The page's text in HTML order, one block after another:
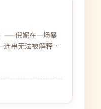
——倪妮在一场暴
连串无法被解释的